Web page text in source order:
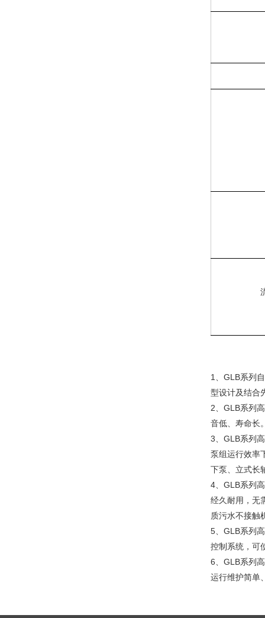
1、GLB系列
型设计及结合
2、GLB系列
音低、寿命长
3、GLB系列
泵组运行效率
下泵、立式长
4、GLB系列
经久耐用，无
质污水不接触
5、GLB系列
控制系统，可
6、GLB系列
运行维护简单